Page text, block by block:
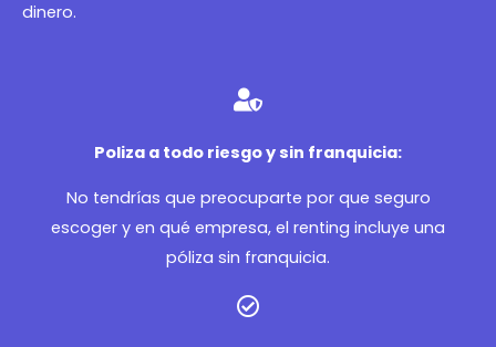
dinero.
Poliza a todo riesgo y sin franquicia:
No tendrías que preocuparte por que seguro
escoger y en qué empresa, el renting incluye una
póliza sin franquicia.